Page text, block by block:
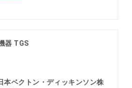
器 TGS
本ベクトン・ディッキンソン株